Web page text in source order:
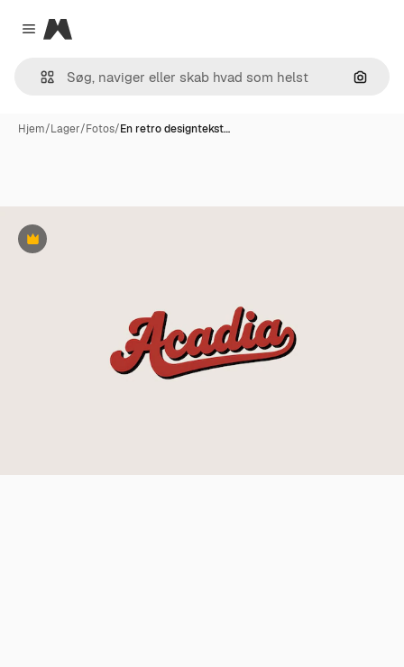
Close menu
Magnific
Søg
Hjem/Lager/Fotos/En retro designtekst…
Præmie